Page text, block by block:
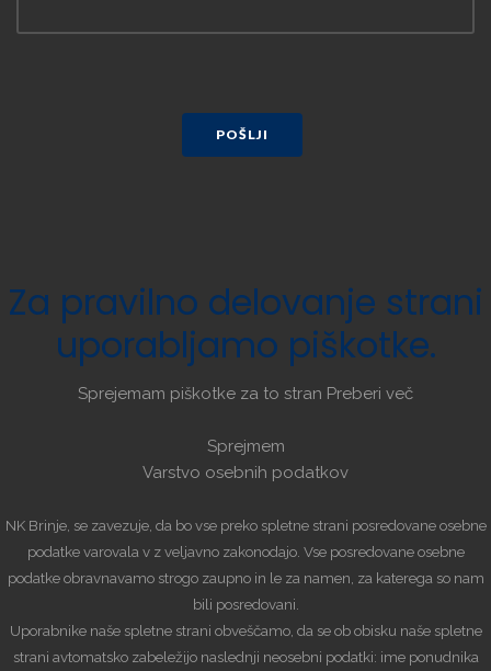
POŠLJI
Za pravilno delovanje strani
uporabljamo piškotke.
Sprejemam piškotke za to stran Preberi več
Sprejmem
Varstvo osebnih podatkov
NK Brinje, se zavezuje, da bo vse preko spletne strani posredovane osebne
podatke varovala v z veljavno zakonodajo. Vse posredovane osebne
podatke obravnavamo strogo zaupno in le za namen, za katerega so nam
bili posredovani.
Uporabnike naše spletne strani obveščamo, da se ob obisku naše spletne
strani avtomatsko zabeležijo naslednji neosebni podatki: ime ponudnika